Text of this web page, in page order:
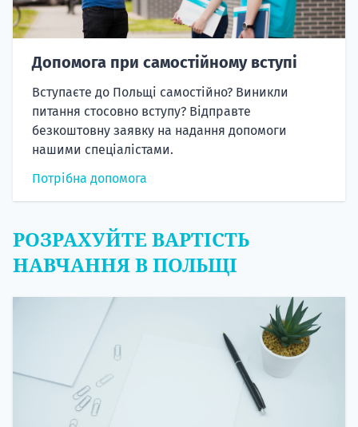
Допомога при самостійному вступі
Вступаєте до Польщі самостійно? Виникли
питання стосовно вступу? Відправте
безкоштовну заявку на надання допомоги
нашими спеціалістами.
Потрібна допомога
РОЗРАХУЙТЕ ВАРТІСТЬ
НАВЧАННЯ В ПОЛЬЩІ